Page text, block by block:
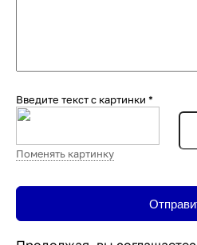
Введите текст с картинки *
Поменять картинку